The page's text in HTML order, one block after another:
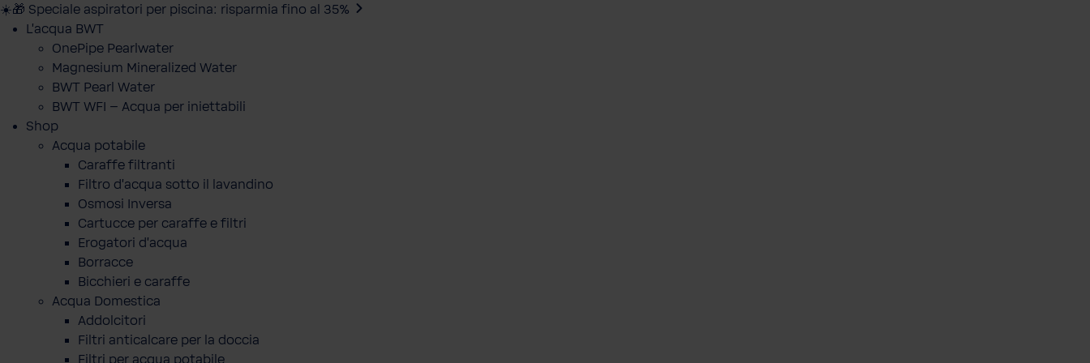
☀️🎁 Speciale aspiratori per piscina: risparmia fino al 35%
L'acqua BWT
OnePipe Pearlwater
Magnesium Mineralized Water
BWT Pearl Water
BWT WFI – Acqua per iniettabili
Shop
Acqua potabile
Caraffe filtranti
Filtro d'acqua sotto il lavandino
Osmosi Inversa
Cartucce per caraffe e filtri
Erogatori d'acqua
Borracce
Bicchieri e caraffe
Acqua Domestica
Addolcitori
Filtri anticalcare per la doccia
Filtri per acqua potabile